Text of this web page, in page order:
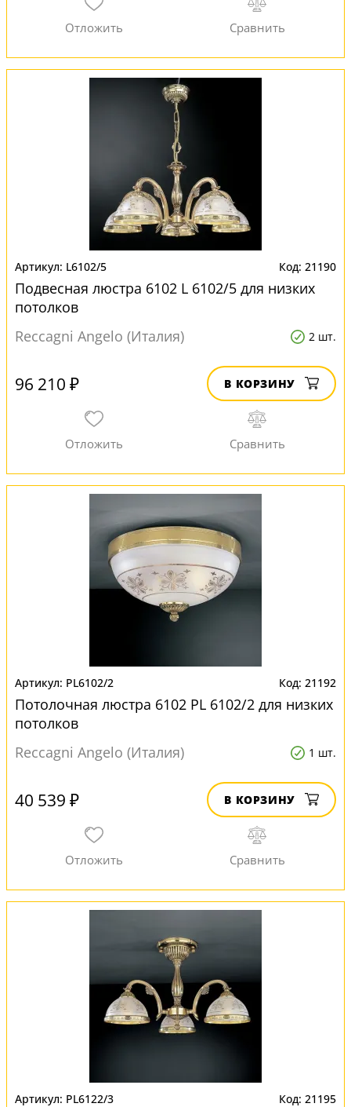
L6102/5 21190
Подвесная люстра 6102 L 6102/5 для низких
потолков
Reccagni Angelo (Италия)
2 шт.
96 210 ₽ В КОРЗИНУ
PL6102/2 21192
Потолочная люстра 6102 PL 6102/2 для низких
потолков
Reccagni Angelo (Италия)
1 шт.
40 539 ₽ В КОРЗИНУ
PL6122/3 21195